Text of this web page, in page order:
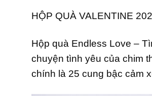
HỘP QUÀ VALENTINE
Hộp quà Endless Love –
chuyện tình yêu của chim
chính là 25 cung bậc cảm